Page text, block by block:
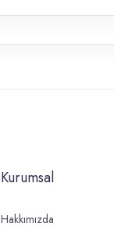
Kurumsal
Hakkımızda